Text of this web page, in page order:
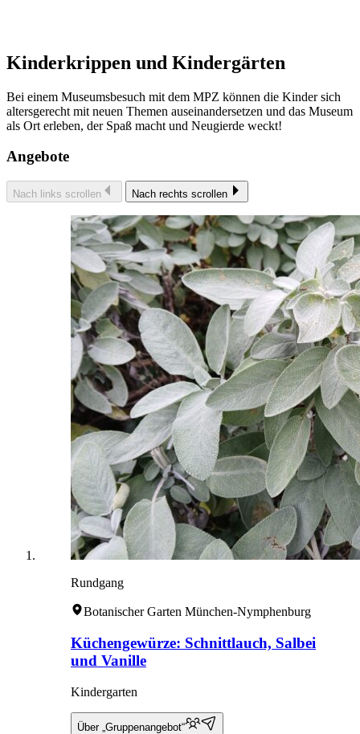
Kinderkrippen und Kindergärten
Bei einem Museumsbesuch mit dem MPZ können die Kinder sich
altersgerecht mit neuen Themen auseinandersetzen und das Museum
als Ort erleben, der Spaß macht und Neugierde weckt!
Angebote
Nach links scrollen Nach rechts scrollen
Rundgang
Botanischer Garten München-Nymphenburg
Küchengewürze: Schnittlauch, Salbei
und Vanille
Kindergarten
Über „Gruppenangebot“